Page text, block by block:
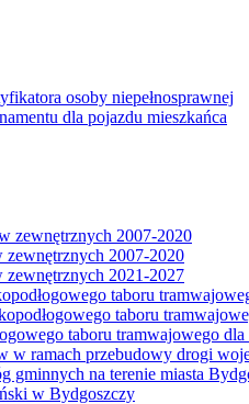
osoby niepełnosprawnej
dla pojazdu mieszkańca
zewnętrznych 2007-2020
zewnętrznych 2007-2020
zewnętrznych 2021-2027
taboru
taboru
taboru tramwajowego
w ramach przebudowy drogi
gminnych na terenie miasta
w Bydgoszczy